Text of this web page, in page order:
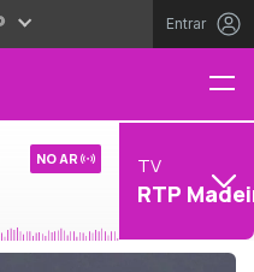
Entrar
NO AR TV
RTP